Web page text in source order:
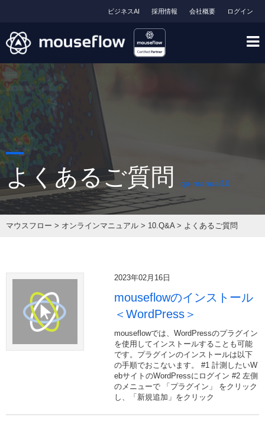
ログイン
会社概要
採用情報
ビジネスAI
よくあるご質問 qa-manual10
マウスフロー > オンラインマニュアル > 10.Q&A > よくあるご質問
2023年02月16日
mouseflowのインストール
＜WordPress＞
mouseflowでは、WordPressのプラグイン
を使用してインストールすることも可能
です。プラグインのインストールは以下
の手順でおこないます。 #1 計測したいW
ebサイトのWordPressにログイン #2 左側
のメニューで 「プラグイン」 をクリック
し、「新規追加」をクリック